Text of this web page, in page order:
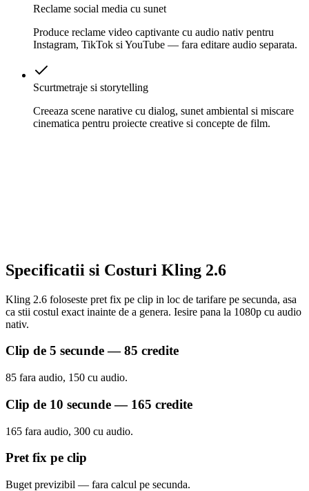
Reclame social media cu sunet
Produce reclame video captivante cu audio nativ pentru
Instagram, TikTok si YouTube — fara editare audio separata.
Scurtmetraje si storytelling
Creeaza scene narative cu dialog, sunet ambiental si miscare
cinematica pentru proiecte creative si concepte de film.
Specificatii si Costuri Kling 2.6
Kling 2.6 foloseste pret fix pe clip in loc de tarifare pe secunda, asa
ca stii costul exact inainte de a genera. Iesire pana la 1080p cu audio
nativ.
Clip de 5 secunde — 85 credite
85 fara audio, 150 cu audio.
Clip de 10 secunde — 165 credite
165 fara audio, 300 cu audio.
Pret fix pe clip
Buget previzibil — fara calcul pe secunda.